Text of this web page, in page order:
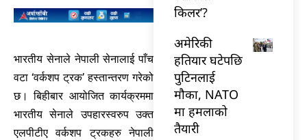
भारतीय सेनाले नेपाली सेनालाई पाँच
वटा ‘वर्कशप ट्रक’ हस्तान्तरण गरेको
छ। बिहीबार आयोजित कार्यक्रममा
भारतीय सेनाले उपहारस्वरुप उक्त
एलपीटीए वर्कशप ट्रकहरु नेपाली
किलर’?
अमेरिकी
हतियार घटेपछि
पुटिनलाई
मौका, NATO
मा हमलाको
तैयारी